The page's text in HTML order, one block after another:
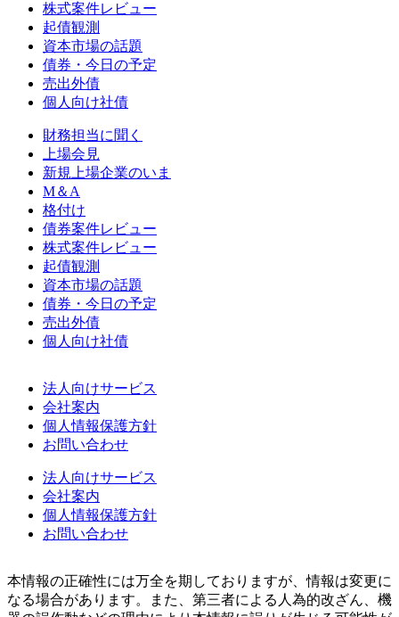
株式案件レビュー
起債観測
資本市場の話題
債券・今日の予定
売出外債
個人向け社債
財務担当に聞く
上場会見
新規上場企業のいま
M＆A
格付け
債券案件レビュー
株式案件レビュー
起債観測
資本市場の話題
債券・今日の予定
売出外債
個人向け社債
法人向けサービス
会社案内
個人情報保護方針
お問い合わせ
法人向けサービス
会社案内
個人情報保護方針
お問い合わせ
本情報の正確性には万全を期しておりますが、情報は変更に
なる場合があります。また、第三者による人為的改ざん、機